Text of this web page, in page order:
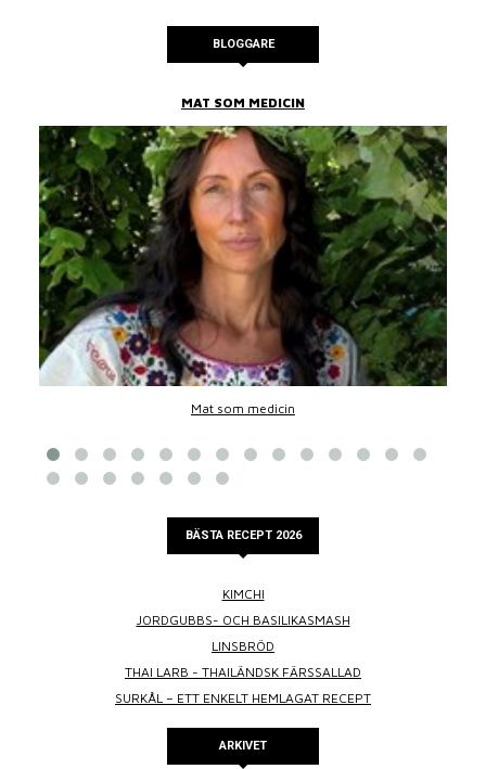
BLOGGARE
MAT SOM MEDICIN
Mat som medicin
BÄSTA RECEPT 2026
KIMCHI
JORDGUBBS- OCH BASILIKASMASH
LINSBRÖD
THAI LARB - THAILÄNDSK FÄRSSALLAD
SURKÅL – ETT ENKELT HEMLAGAT RECEPT
ARKIVET